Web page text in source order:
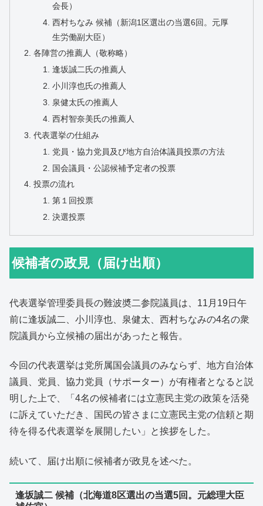
会長）
西村ちなみ 候補（新潟1区選出の当選6回。元厚
生労働副大臣）
各陣営の推薦人（敬称略）
逢坂誠二氏の推薦人
小川淳也氏の推薦人
泉健太氏の推薦人
西村智奈美氏の推薦人
代表選挙の仕組み
党員・協力党員及び地方自治体議員投票の方法
国会議員・公認候補予定者の投票
投票の流れ
第１回投票
決選投票
候補者の政見（届け出順）
代表選挙管理委員長の難波奬二参院議員は、11月19日午
前に逢坂誠二、小川淳也、泉健太、西村ちなみの4名の衆
院議員から立候補の届出があったと報告。
今回の代表選挙は党所属国会議員のみならず、地方自治体
議員、党員、協力党員（サポーター）が有権者となると説
明した上で、「4名の候補者には立憲民主党の政策を活発
に訴えていただき、国民の皆さまに立憲民主党の信頼と期
待を得る代表選挙を展開したい」と挨拶をした。
続いて、届け出順に候補者が政見を述べた。
逢坂誠二 候補（北海道8区選出の当選5回。元総理大臣